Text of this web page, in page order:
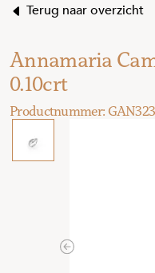
Terug naar overzicht
Annamaria
0.10crt
Previous